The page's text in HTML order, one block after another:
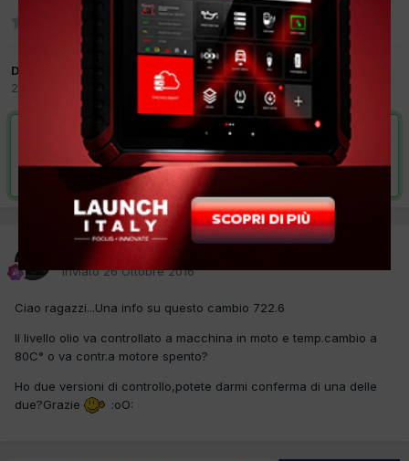
Da pav-04
26 Ottobre 2016
Trasmissione
VAI ALLA SOLUZIONE
Risolta da pav-04,27 Ottobre 2016
pav-04
Inviato26 Ottobre 2016
Ciao ragazzi...Una info su questo cambio 722.6
Il livello olio va controllato a macchina in moto e temp.cambio a
80C° o va contr.a motore spento?
Ho due versioni di controllo,potete darmi conferma di una delle
due?Grazie
:oO: